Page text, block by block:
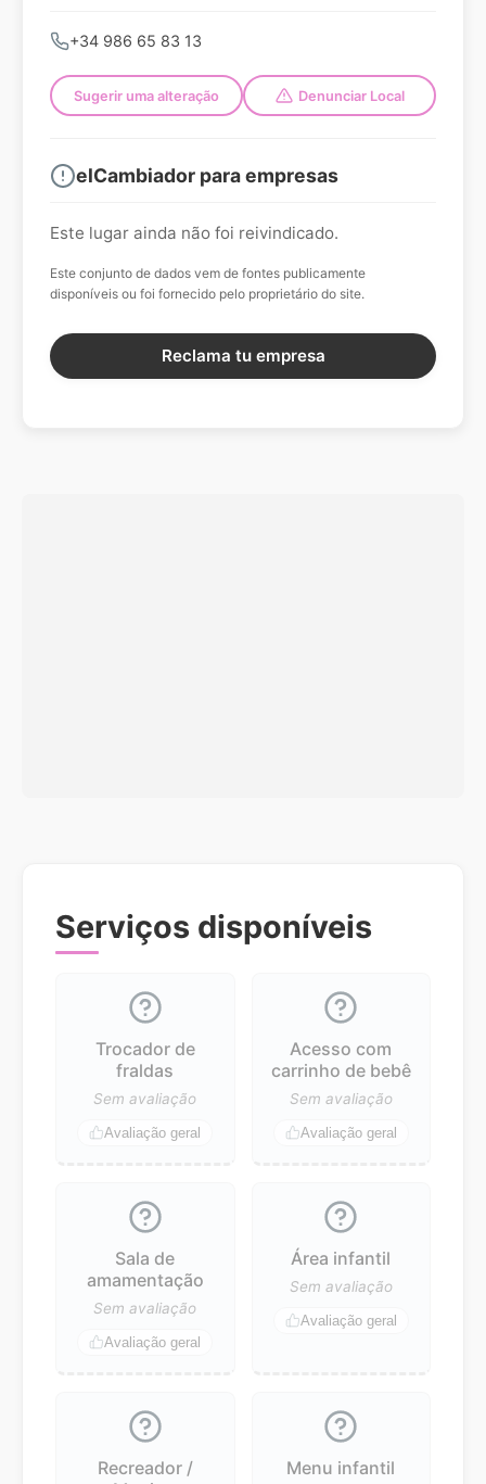
+34 986 65 83 13
Sugerir uma alteração Denunciar Local
elCambiador para empresas
Este lugar ainda não foi reivindicado.
Este conjunto de dados vem de fontes publicamente
disponíveis ou foi fornecido pelo proprietário do site.
Reclama tu empresa
Serviços disponíveis
Trocador de
fraldas
Sem avaliação
Avaliação geral
Acesso com
carrinho de bebê
Sem avaliação
Avaliação geral
Sala de
amamentação
Sem avaliação
Avaliação geral
Área infantil
Sem avaliação
Avaliação geral
Recreador /
Menu infantil